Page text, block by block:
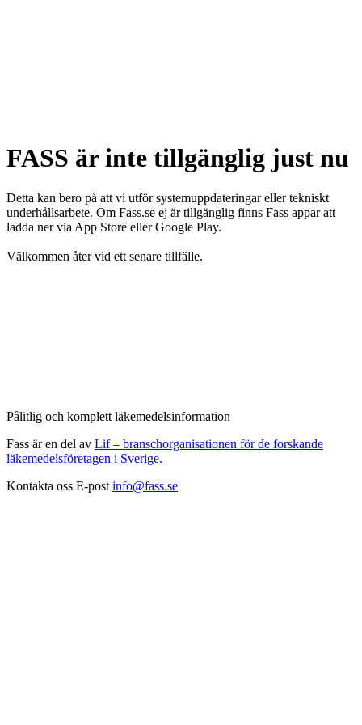
FASS är inte tillgänglig just nu
Detta kan bero på att vi utför systemuppdateringar eller tekniskt
underhållsarbete. Om Fass.se ej är tillgänglig finns Fass appar att
ladda ner via App Store eller Google Play.
Välkommen åter vid ett senare tillfälle.
Pålitlig och komplett läkemedelsinformation
Fass är en del av Lif – branschorganisationen för de forskande
läkemedelsföretagen i Sverige.
Kontakta oss E-post info@fass.se